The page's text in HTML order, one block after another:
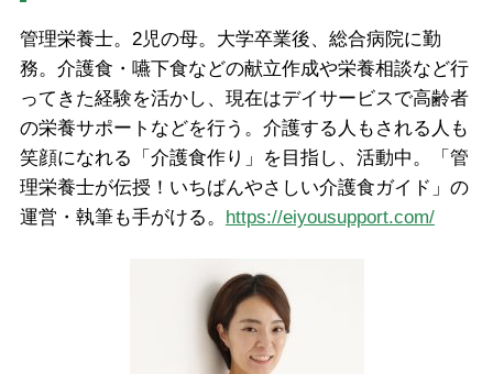
管理栄養士。2児の母。大学卒業後、総合病院に勤
務。介護食・嚥下食などの献立作成や栄養相談など行
ってきた経験を活かし、現在はデイサービスで高齢者
の栄養サポートなどを行う。介護する人もされる人も
笑顔になれる「介護食作り」を目指し、活動中。「管
理栄養士が伝授！いちばんやさしい介護食ガイド」の
運営・執筆も手がける。 https://eiyousupport.com/